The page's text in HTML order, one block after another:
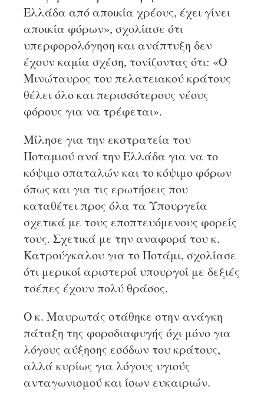
Ελλάδα από αποικία χρέους, έχει γίνει
αποικία φόρων», σχολίασε ότι
υπερφορολόγηση και ανάπτυξη δεν
έχουν καμία σχέση, τονίζοντας ότι: «Ο
Μινώταυρος του πελατειακού κράτους
θέλει όλο και περισσότερους νέους
φόρους για να τρέφεται».
Μίλησε για την εκστρατεία του
Ποταμιού ανά την Ελλάδα για να το
κόψιμο σπαταλών και το κόψιμο φόρων
όπως και για τις ερωτήσεις που
καταθέτει προς όλα τα Υπουργεία
σχετικά με τους εποπτευόμενους φορείς
τους. Σχετικά με την αναφορά του κ.
Κατρούγκαλου για το Ποτάμι, σχολίασε
ότι μερικοί αριστεροί υπουργοί με δεξιές
τσέπες έχουν πολύ θράσος.
Ο κ. Μαυρωτάς στάθηκε στην ανάγκη
πάταξη της φοροδιαφυγής όχι μόνο για
λόγους αύξησης εσόδων του κράτους,
αλλά κυρίως για λόγους υγιούς
ανταγωνισμού και ίσων ευκαιριών.